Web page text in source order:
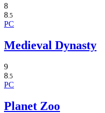
8
8.5
PC
Medieval Dynasty
9
8 .5
PC
Planet Zoo